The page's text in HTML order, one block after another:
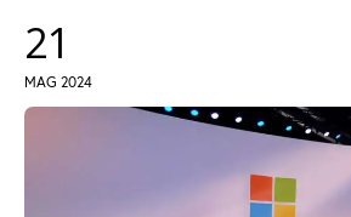
Intrattenimento
21
MAG 2024